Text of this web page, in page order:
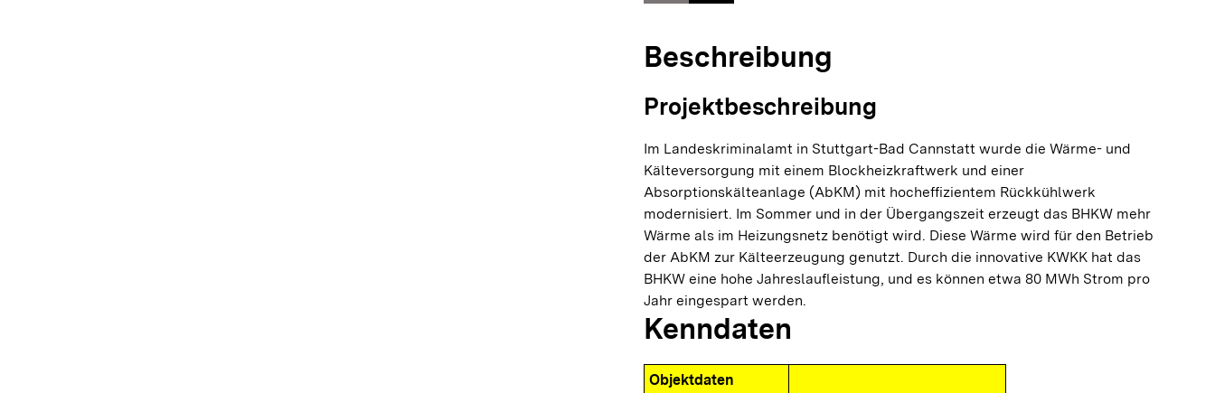
Beschreibung
Projektbeschreibung
Im Landeskriminalamt in Stuttgart-Bad Cannstatt wurde die Wärme- und
Kälteversorgung mit einem Blockheizkraftwerk und einer
Absorptionskälteanlage (AbKM) mit hocheffizientem Rückkühlwerk
modernisiert. Im Sommer und in der Übergangszeit erzeugt das BHKW mehr
Wärme als im Heizungsnetz benötigt wird. Diese Wärme wird für den Betrieb
der AbKM zur Kälteerzeugung genutzt. Durch die innovative KWKK hat das
BHKW eine hohe Jahreslaufleistung, und es können etwa 80 MWh Strom pro
Jahr eingespart werden.
Kenndaten
Objektdaten